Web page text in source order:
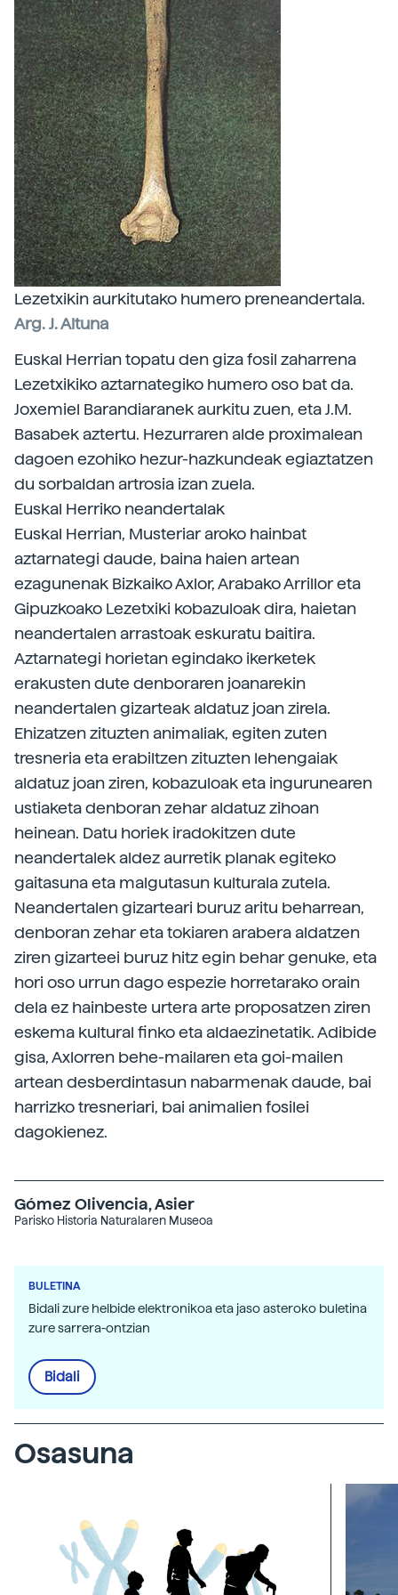
Lezetxikin aurkitutako humero preneandertala.
Arg. J. Altuna
Euskal Herrian topatu den giza fosil zaharrena
Lezetxikiko aztarnategiko humero oso bat da.
Joxemiel Barandiaranek aurkitu zuen, eta J.M.
Basabek aztertu. Hezurraren alde proximalean
dagoen ezohiko hezur-hazkundeak egiaztatzen
du sorbaldan artrosia izan zuela.
Euskal Herriko neandertalak
Euskal Herrian, Musteriar aroko hainbat
aztarnategi daude, baina haien artean
ezagunenak Bizkaiko Axlor, Arabako Arrillor eta
Gipuzkoako Lezetxiki kobazuloak dira, haietan
neandertalen arrastoak eskuratu baitira.
Aztarnategi horietan egindako ikerketek
erakusten dute denboraren joanarekin
neandertalen gizarteak aldatuz joan zirela.
Ehizatzen zituzten animaliak, egiten zuten
tresneria eta erabiltzen zituzten lehengaiak
aldatuz joan ziren, kobazuloak eta ingurunearen
ustiaketa denboran zehar aldatuz zihoan
heinean. Datu horiek iradokitzen dute
neandertalek aldez aurretik planak egiteko
gaitasuna eta malgutasun kulturala zutela.
Neandertalen gizarteari buruz aritu beharrean,
denboran zehar eta tokiaren arabera aldatzen
ziren gizarteei buruz hitz egin behar genuke, eta
hori oso urrun dago espezie horretarako orain
dela ez hainbeste urtera arte proposatzen ziren
eskema kultural finko eta aldaezinetatik. Adibide
gisa, Axlorren behe-mailaren eta goi-mailen
artean desberdintasun nabarmenak daude, bai
harrizko tresneriari, bai animalien fosilei
dagokienez.
Gómez Olivencia, Asier
Parisko Historia Naturalaren Museoa
BULETINA
Bidali zure helbide elektronikoa eta jaso asteroko buletina
zure sarrera-ontzian
Bidali
Osasuna